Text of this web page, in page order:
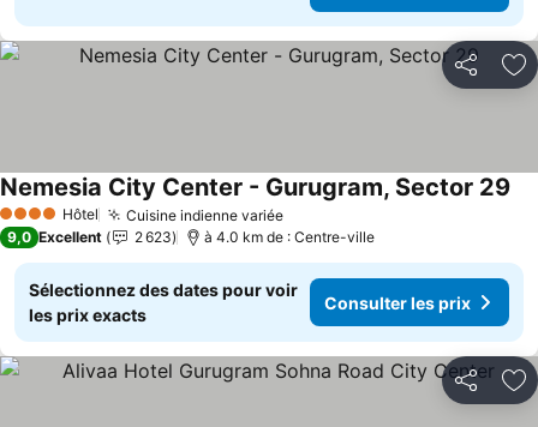
Partager
4 Étoiles Hôtel Cuisine indienne variée
Nemesia City Center - Gurugram, Sector 29
9,0 Excellent 2 623 à 4.0 km de : Centre-ville
Sélectionnez des dates pour voir
les prix exacts
Consulter les prix
Partager